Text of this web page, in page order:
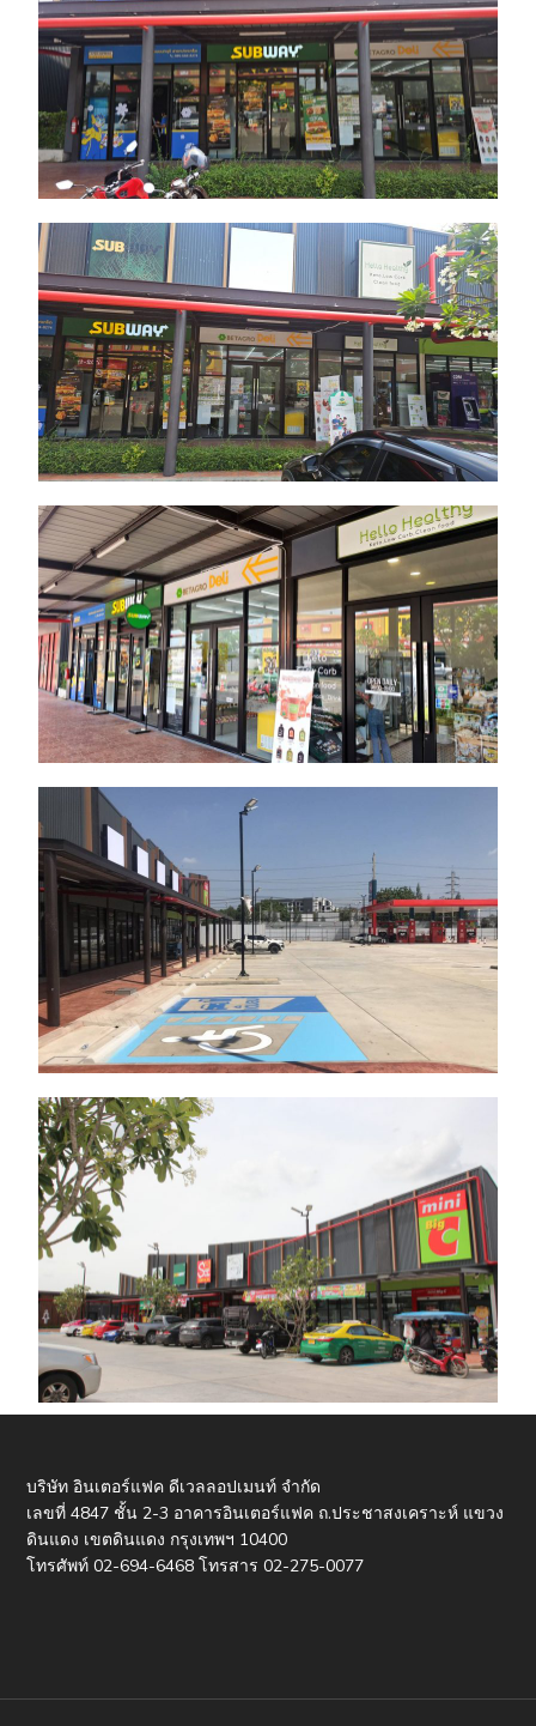
บริษัท อินเตอร์แฟค ดีเวลลอปเมนท์ จำกัด
เลขที่ 4847 ชั้น 2-3 อาคารอินเตอร์แฟค ถ.ประชาสงเคราะห์ แขวง
ดินแดง เขตดินแดง กรุงเทพฯ 10400
โทรศัพท์ 02-694-6468 โทรสาร 02-275-0077